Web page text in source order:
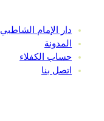
دار الإمام الشاطبي
المدونة
حساب الكفلاء
اتصل بنا